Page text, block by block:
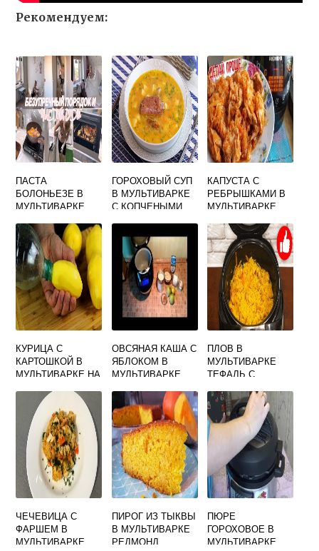
Рекомендуем:
ПАСТА
БОЛОНЬЕЗЕ В
МУЛЬТИВАРКЕ
ГОРОХОВЫЙ СУП
В МУЛЬТИВАРКЕ
С КОПЧЕНЫМИ
КАПУСТА С
РЕБРЫШКАМИ В
МУЛЬТИВАРКЕ
КУРИЦА С
КАРТОШКОЙ В
МУЛЬТИВАРКЕ НА
ОВСЯНАЯ КАША С
ЯБЛОКОМ В
МУЛЬТИВАРКЕ
ПЛОВ В
МУЛЬТИВАРКЕ
ТЕФАЛЬ С
ЧЕЧЕВИЦА С
ФАРШЕМ В
МУЛЬТИВАРКЕ
ПИРОГ ИЗ ТЫКВЫ
В МУЛЬТИВАРКЕ
РЕДМОНД
ПЮРЕ
ГОРОХОВОЕ В
МУЛЬТИВАРКЕ